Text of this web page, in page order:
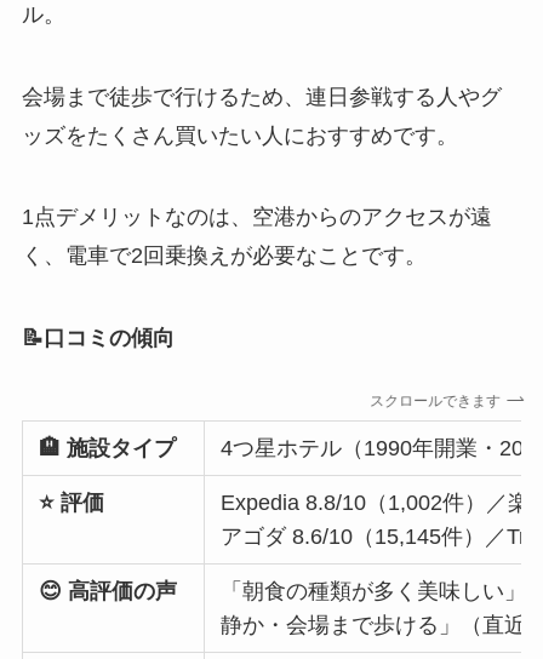
ル。
会場まで徒歩で行けるため、連日参戦する人やグ
ッズをたくさん買いたい人におすすめです。
1点デメリットなのは、空港からのアクセスが遠
く、電車で2回乗換えが必要なことです。
📝口コミの傾向
スクロールできます
🏨 施設タイプ 4つ星ホテル（1990年開業・
⭐ 評価
Expedia 8.8/10（1,002件）／楽
アゴダ 8.6/10（15,145件）／
😊 高評価の声
「朝食の種類が多く美味しい
静か・会場まで歩ける」（直近